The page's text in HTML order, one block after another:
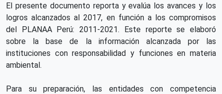
El presente documento reporta y evalúa los avances y los
logros alcanzados al 2017, en función a los compromisos
del PLANAA Perú: 2011-2021. Este reporte se elaboró
sobre la base de la información alcanzada por las
instituciones con responsabilidad y funciones en materia
ambiental.
Para su preparación, las entidades con competencia